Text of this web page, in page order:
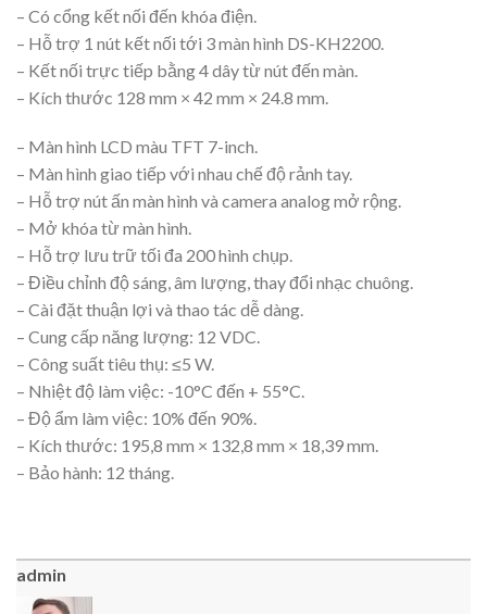
– Có cổng kết nối đến khóa điện.
– Hỗ trợ 1 nút kết nối tới 3 màn hình DS-KH2200.
– Kết nối trực tiếp bằng 4 dây từ nút đến màn.
– Kích thước 128 mm × 42 mm × 24.8 mm.
– Màn hình LCD màu TFT 7-inch.
– Màn hình giao tiếp với nhau chế độ rảnh tay.
– Hỗ trợ nút ấn màn hình và camera analog mở rộng.
– Mở khóa từ màn hình.
– Hỗ trợ lưu trữ tối đa 200 hình chụp.
– Điều chỉnh độ sáng, âm lượng, thay đổi nhạc chuông.
– Cài đặt thuận lợi và thao tác dễ dàng.
– Cung cấp năng lượng: 12 VDC.
– Công suất tiêu thụ: ≤5 W.
– Nhiệt độ làm việc: -10°C đến + 55°C.
– Độ ẩm làm việc: 10% đến 90%.
– Kích thước: 195,8 mm × 132,8 mm × 18,39 mm.
– Bảo hành: 12 tháng.
admin